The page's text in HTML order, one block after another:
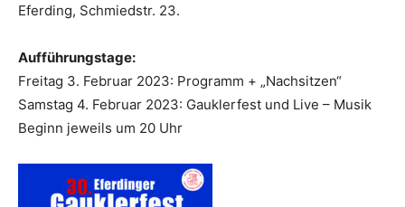
Eferding, Schmiedstr. 23.
Aufführungstage:
Freitag 3. Februar 2023: Programm + „Nachsitzen“
Samstag 4. Februar 2023: Gauklerfest und Live – Musik
Beginn jeweils um 20 Uhr